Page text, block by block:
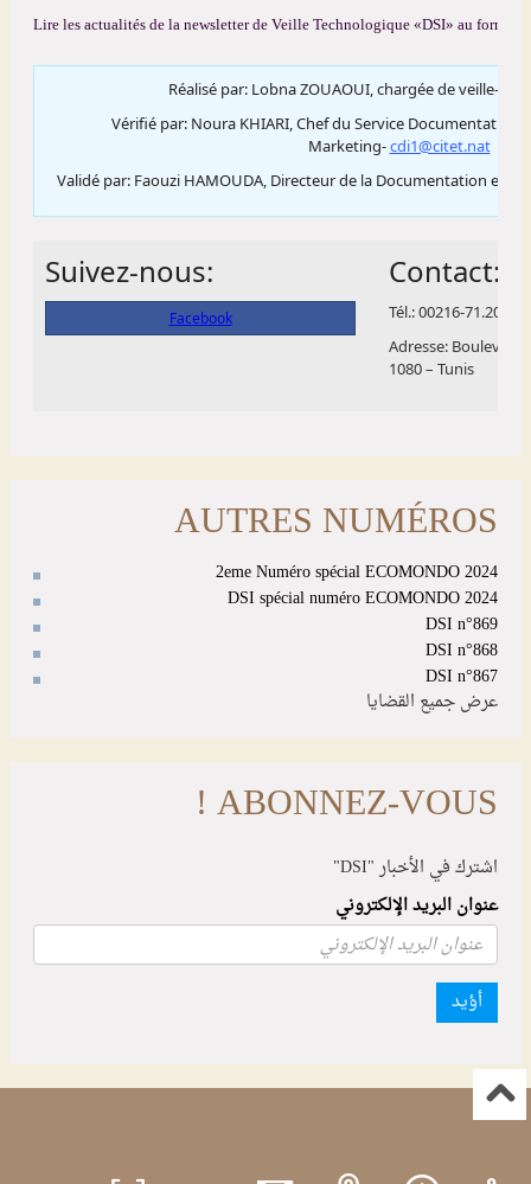
AUTRES NUMÉROS
2eme Numéro spécial ECOMONDO 2024
DSI spécial numéro ECOMONDO 2024
DSI n°869
DSI n°868
DSI n°867
عرض جميع القضايا
ABONNEZ-VOUS !
اشترك في الأخبار "DSI"
عنوان البريد الإلكتروني
أؤيد